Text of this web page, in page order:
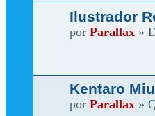
Ilustrador
por Parallax »
Kentaro
por Parallax »